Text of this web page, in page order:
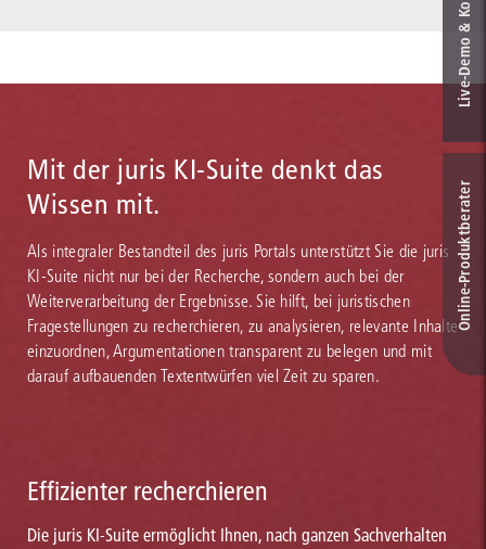
Mit der juris KI-Suite denkt das
Wissen mit.
Als integraler Bestandteil des juris Portals unterstützt Sie die juris
KI-Suite nicht nur bei der Recherche, sondern auch bei der
Weiterverarbeitung der Ergebnisse. Sie hilft, bei juristischen
Fragestellungen zu recherchieren, zu analysieren, relevante Inhalte
einzuordnen, Argumentationen transparent zu belegen und mit
darauf aufbauenden Textentwürfen viel Zeit zu sparen.
Effizienter recherchieren
Die juris KI-Suite ermöglicht Ihnen, nach ganzen Sachverhalten
Live‑Demo & Kontakt
Online-Produkt­berater